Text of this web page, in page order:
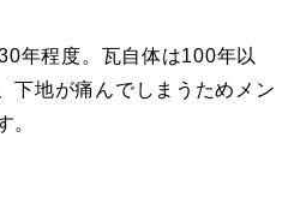
年程度。瓦自体は100年以
下地が痛んでしまうためメン
。